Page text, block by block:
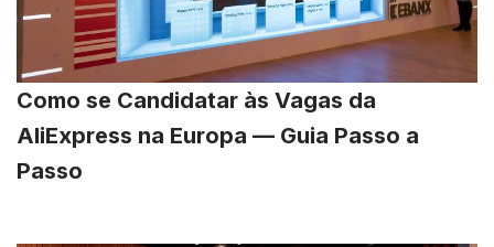
Como se Candidatar às Vagas da
AliExpress na Europa — Guia Passo a
Passo